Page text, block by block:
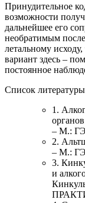
Принудительное
возможности
дальнейшее его
необратимым
летальному
вариант здесь –
постоянное
Список литературы
1.
– М.:
2.
– М.:
3.
и